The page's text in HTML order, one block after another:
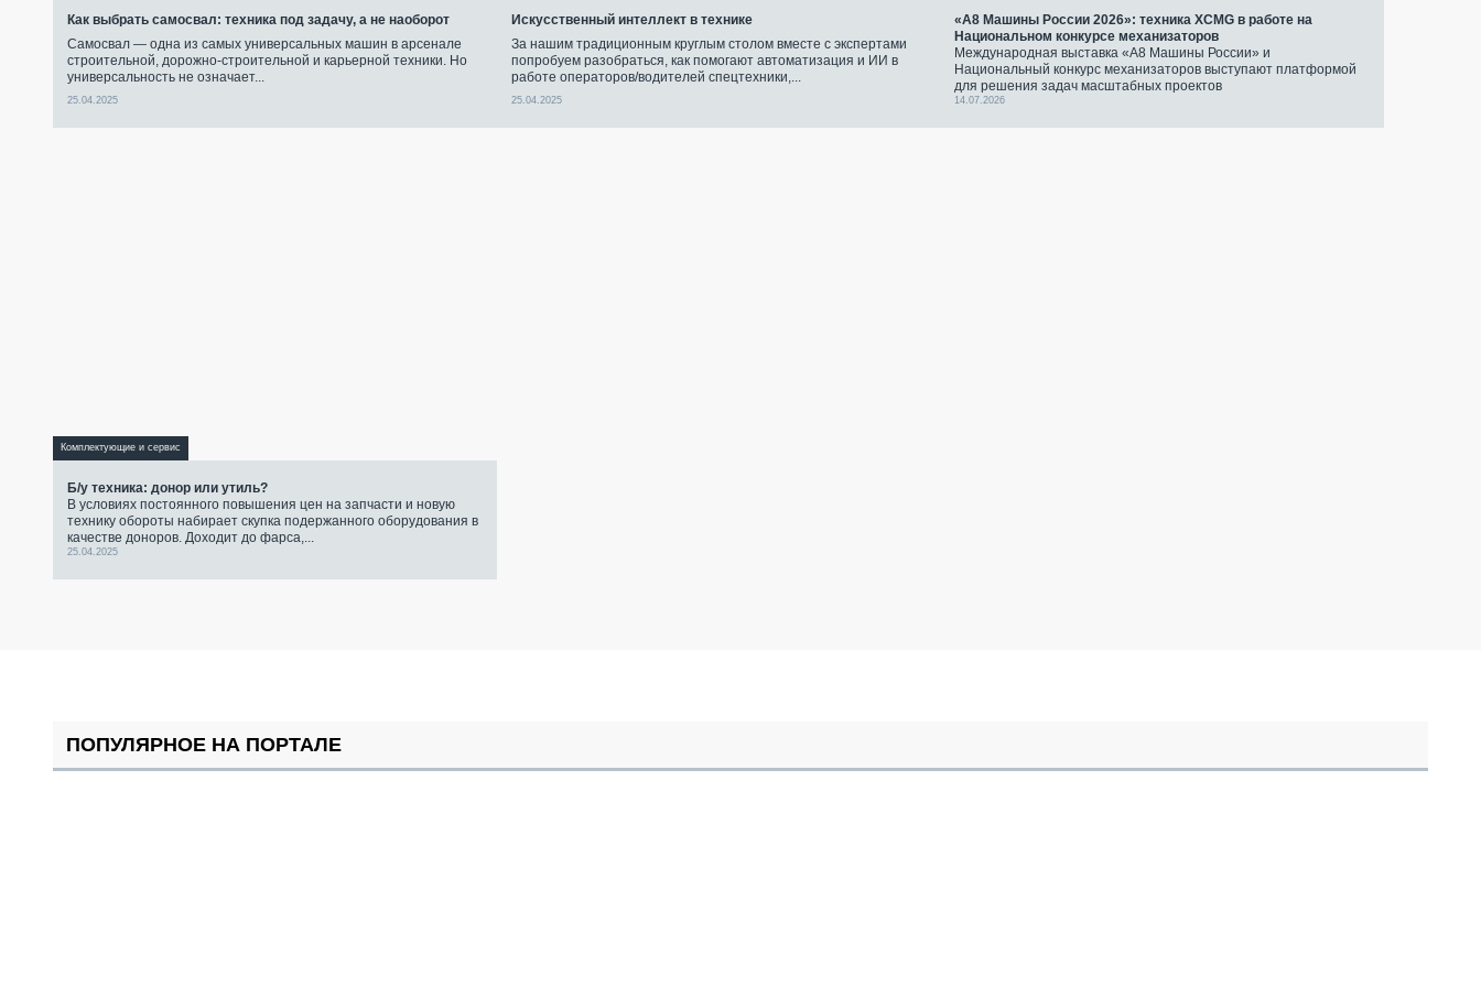
Как выбрать самосвал: техника под задачу, а не наоборот
Самосвал — одна из самых универсальных машин в арсенале
строительной, дорожно-строительной и карьерной техники. Но
универсальность не означает...
25.04.2025
Искусственный интеллект в технике
За нашим традиционным круглым столом вместе с экспертами
попробуем разобраться, как помогают автоматизация и ИИ в
работе операторов/водителей спецтехники,...
25.04.2025
«А8 Машины России 2026»: техника XCMG в работе на
Национальном конкурсе механизаторов
Международная выставка «А8 Машины России» и
Национальный конкурс механизаторов выступают платформой
для решения задач масштабных проектов
14.07.2026
Комплектующие и сервис
Б/у техника: донор или утиль?
В условиях постоянного повышения цен на запчасти и новую
технику обороты набирает скупка подержанного оборудования в
качестве доноров. Доходит до фарса,...
25.04.2025
ПОПУЛЯРНОЕ НА ПОРТАЛЕ